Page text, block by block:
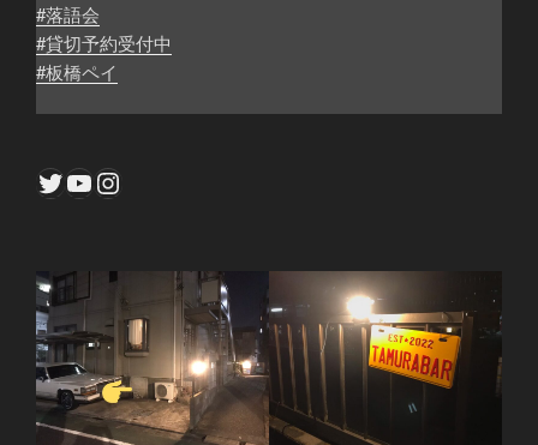
#落語会
#貸切予約受付中
#板橋ペイ
Twitter
YouTube
Instagram